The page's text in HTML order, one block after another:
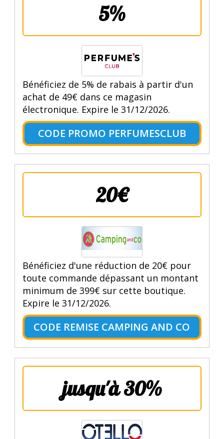
5%
Bénéficiez de 5% de rabais à partir d'un
achat de 49€ dans ce magasin
électronique. Expire le 31/12/2026.
CODE PROMO PERFUMESCLUB
20€
Bénéficiez d'une réduction de 20€ pour
toute commande dépassant un montant
minimum de 399€ sur cette boutique.
Expire le 31/12/2026.
CODE REMISE CAMPING AND CO
jusqu'à 30%